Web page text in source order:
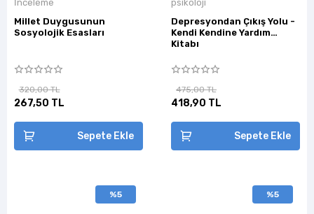
İnceleme
Millet Duygusunun
Sosyolojik Esasları
320,00 TL
267,50 TL
Sepete Ekle
psikoloji
Depresyondan Çıkış Yolu -
Kendi Kendine Yardım
Kitabı
475,00 TL
418,90 TL
Sepete Ekle
%5 %5